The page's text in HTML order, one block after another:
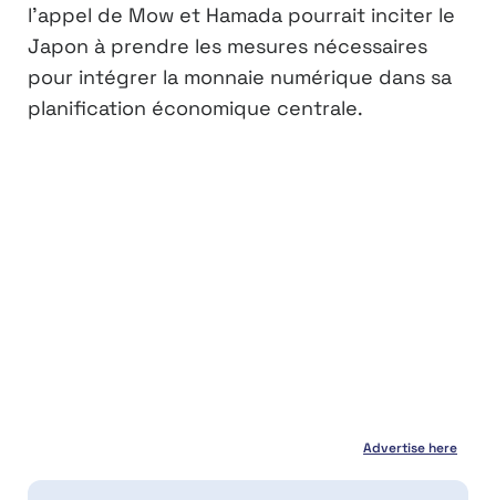
l’appel de Mow et Hamada pourrait inciter le
Japon à prendre les mesures nécessaires
pour intégrer la monnaie numérique dans sa
planification économique centrale.
Advertise here